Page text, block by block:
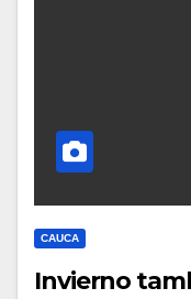
CAUCA
Invierno